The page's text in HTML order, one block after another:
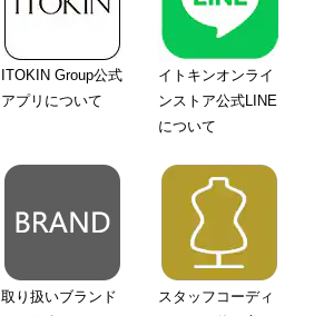
ITOKIN Group公式
アプリについて
イトキンオンライ
ンストア公式LINE
について
取り扱いブランド
スタッフコーディ